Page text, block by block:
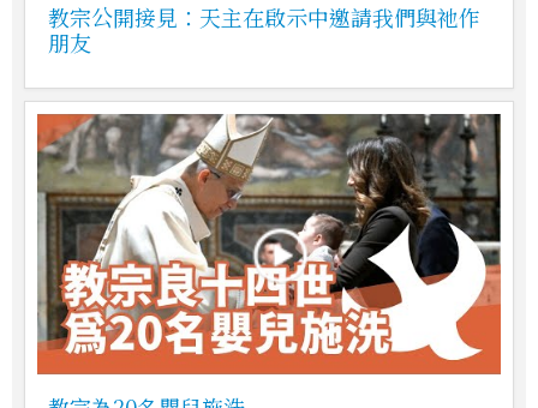
教宗公開接見：天主在啟示中邀請我們與祂作
朋友